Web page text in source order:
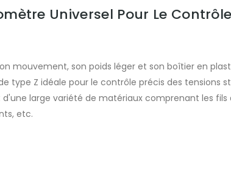
Universel Pour Le
mouvement, son poids léger et son boîtier en
type Z idéale pour le contrôle précis des tensions
large variété de matériaux comprenant les fils
etc.